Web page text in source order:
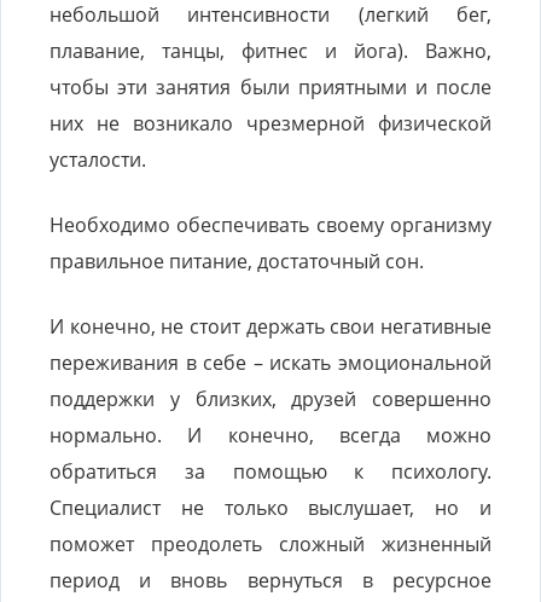
небольшой интенсивности (легкий бег,
плавание, танцы, фитнес и йога). Важно,
чтобы эти занятия были приятными и после
них не возникало чрезмерной физической
усталости.
Необходимо обеспечивать своему организму
правильное питание, достаточный сон.
И конечно, не стоит держать свои негативные
переживания в себе – искать эмоциональной
поддержки у близких, друзей совершенно
нормально. И конечно, всегда можно
обратиться за помощью к психологу.
Специалист не только выслушает, но и
поможет преодолеть сложный жизненный
период и вновь вернуться в ресурсное